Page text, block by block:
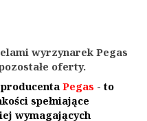
wyrzynarek Pegas
oferty.
Pegas - to
spełniające
wymagających